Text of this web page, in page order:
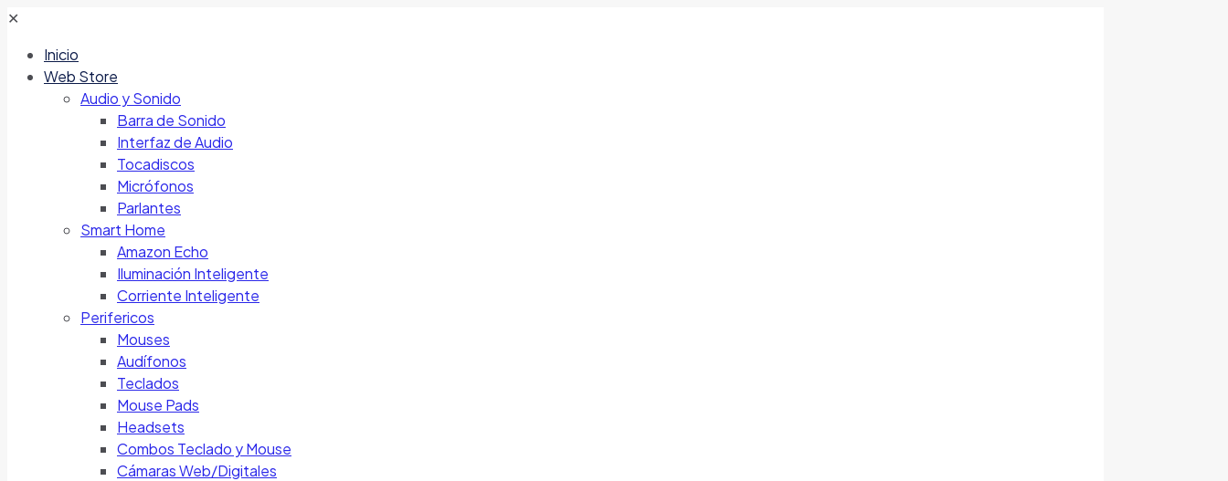
✕
Inicio
Web Store
Audio y Sonido
Barra de Sonido
Interfaz de Audio
Tocadiscos
Micrófonos
Parlantes
Smart Home
Amazon Echo
Iluminación Inteligente
Corriente Inteligente
Perifericos
Mouses
Audífonos
Teclados
Mouse Pads
Headsets
Combos Teclado y Mouse
Cámaras Web/Digitales